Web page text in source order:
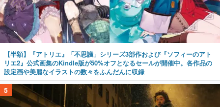
【半額】『アトリエ』「不思議」シリーズ3部作および『ソフィーのアト
リエ2』公式画集のKindle版が50%オフとなるセールが開催中。各作品の
設定画や美麗なイラストの数々をふんだんに収録
5